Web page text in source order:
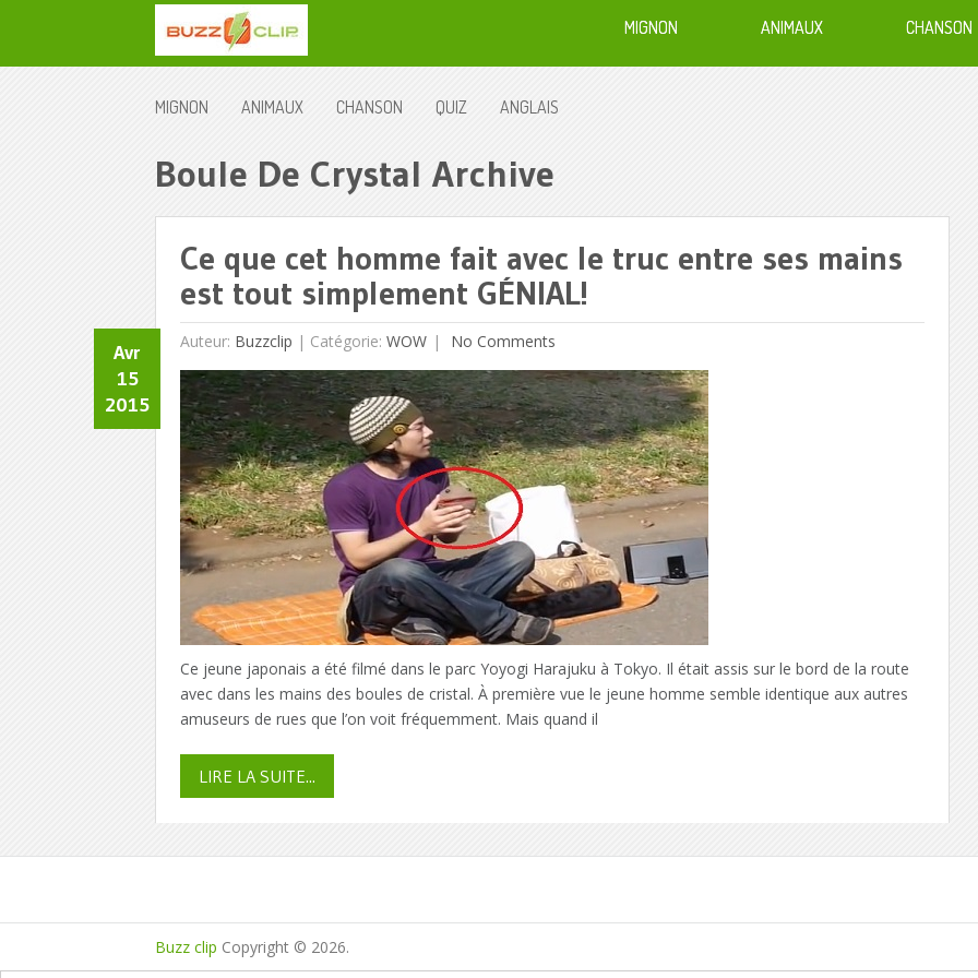
MIGNON ANIMAUX CHANSON
MIGNON ANIMAUX CHANSON QUIZ ANGLAIS
Boule De Crystal Archive
Ce que cet homme fait avec le truc entre ses mains
est tout simplement GÉNIAL!
Auteur: Buzzclip |
Avr
15
2015
Catégorie: WOW No Comments
Ce jeune japonais a été filmé dans le parc Yoyogi Harajuku à Tokyo. Il était assis sur le bord de la route
avec dans les mains des boules de cristal. À première vue le jeune homme semble identique aux autres
amuseurs de rues que l’on voit fréquemment. Mais quand il
LIRE LA SUITE...
Buzz clip Copyright © 2026.